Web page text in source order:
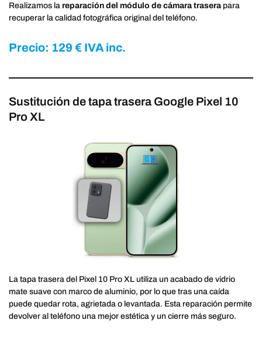
Realizamos la reparación del módulo de cámara trasera para
recuperar la calidad fotográfica original del teléfono.
Precio: 129 € IVA inc.
Sustitución de tapa trasera Google Pixel 10
Pro XL
La tapa trasera del Pixel 10 Pro XL utiliza un acabado de vidrio
mate suave con marco de aluminio, por lo que tras una caída
puede quedar rota, agrietada o levantada. Esta reparación permite
devolver al teléfono una mejor estética y un cierre más seguro.